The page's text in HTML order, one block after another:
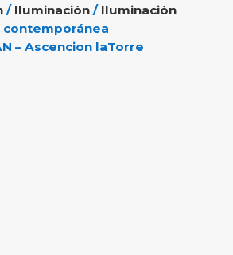
/ Iluminación / Iluminación
– Ascencion laTorre